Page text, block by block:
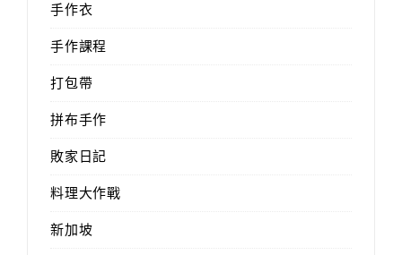
手作衣
手作課程
打包帶
拼布手作
敗家日記
料理大作戰
新加坡